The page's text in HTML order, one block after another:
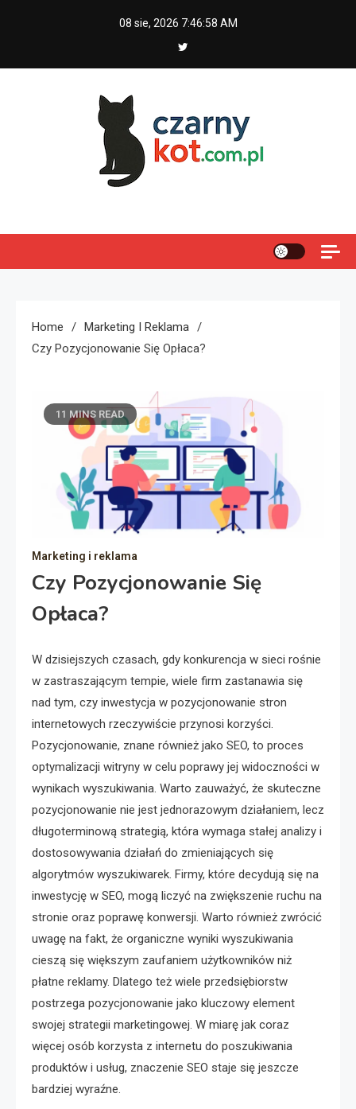
08 sie, 2026 7:46:58 AM
Home
Marketing I Reklama
Czy Pozycjonowanie Się Opłaca?
11 MINS READ
Marketing i reklama
Czy Pozycjonowanie Się
Opłaca?
W dzisiejszych czasach, gdy konkurencja w sieci rośnie
w zastraszającym tempie, wiele firm zastanawia się
nad tym, czy inwestycja w pozycjonowanie stron
internetowych rzeczywiście przynosi korzyści.
Pozycjonowanie, znane również jako SEO, to proces
optymalizacji witryny w celu poprawy jej widoczności w
wynikach wyszukiwania. Warto zauważyć, że skuteczne
pozycjonowanie nie jest jednorazowym działaniem, lecz
długoterminową strategią, która wymaga stałej analizy i
dostosowywania działań do zmieniających się
algorytmów wyszukiwarek. Firmy, które decydują się na
inwestycję w SEO, mogą liczyć na zwiększenie ruchu na
stronie oraz poprawę konwersji. Warto również zwrócić
uwagę na fakt, że organiczne wyniki wyszukiwania
cieszą się większym zaufaniem użytkowników niż
płatne reklamy. Dlatego też wiele przedsiębiorstw
postrzega pozycjonowanie jako kluczowy element
swojej strategii marketingowej. W miarę jak coraz
więcej osób korzysta z internetu do poszukiwania
produktów i usług, znaczenie SEO staje się jeszcze
bardziej wyraźne.